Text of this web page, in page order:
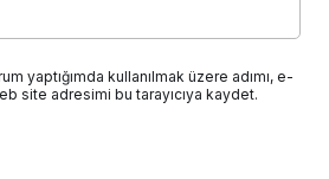
yaptığımda kullanılmak üzere adımı, e-
site adresimi bu tarayıcıya kaydet.